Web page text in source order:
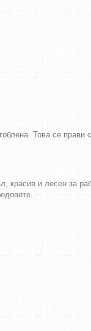
Това се
красив и лесен за